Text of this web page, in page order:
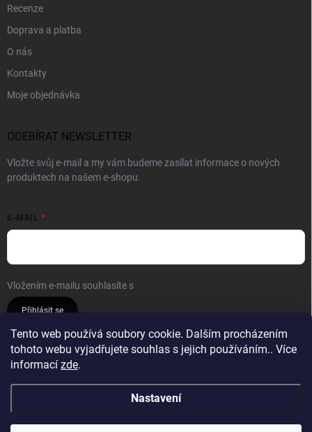
Tento web používá soubory cookie. Dalším procházením
tohoto webu vyjadřujete souhlas s jejich používáním.. Více
informací zde.
Nastavení
Recenze
Doprava a platba
O nás
Kontakty
Moje objednávka
ODEBÍRAT NEWSLETTER
Vložte svůj e-mail a my vám budeme zasílat informace o nových
produktech na našem e-shopu.
E-MAIL
Vložením e-mailu souhlasíte s
Přihlásit se
Reklamace a vrácení
Podmínky ochrany osobních údajů